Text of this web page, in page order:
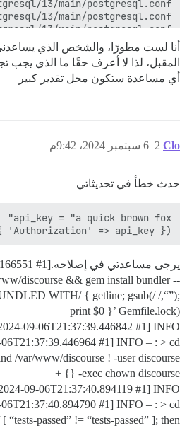
أنا لست مطورًا، والشخص الذي
المقبل، لذا لا أعرف حقًا ما الذي يجب
أي مساعدة ستكون محل تقدير كبير
Clo 6 سبتمبر 2024، 9:42م 2
حدث خطأ في تحديثاتي
'Authorization' => api_key })
يرجى مساعدتي في إصلاحه.I, [2024-09-06T21:37:39.166551 #1]
discourse && gem install bundler --
WITH/ { getline; gsub(/ /,“”);
print $0 }’ Gemfile.lock)
09-06T21:37:39.446842 #1] INFO – :
#1] INFO – : > cd
/var/www/discourse ! -user discourse
-exec chown discourse {} +
09-06T21:37:40.894119 #1] INFO – :
#1] INFO – : > cd
passed” != “tests-passed” ]; then